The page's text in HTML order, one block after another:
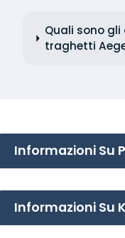
Quali sono
traghetti
Informazioni Su
Informazioni Su